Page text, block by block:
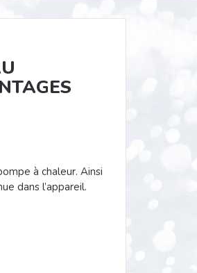
à chaleur. Ainsi
dans l’appareil.